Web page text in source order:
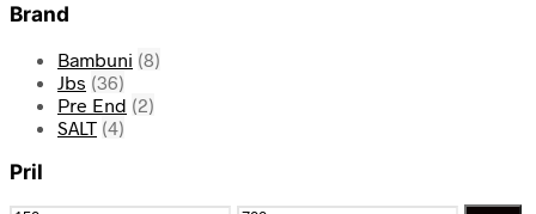
Brand
Bambuni (8)
Jbs (36)
Pre End (2)
SALT (4)
Pril